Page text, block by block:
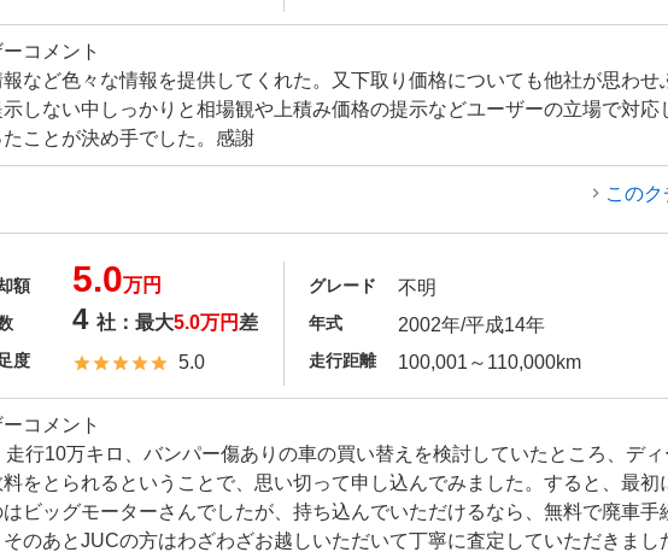
コメント
など色々な情報を提供してくれた。又下取り価格についても他社が思わせ
しない中しっかりと相場観や上積み価格の提示などユーザーの立場で対応
ことが決め手でした。感謝
この
額 5.0万円
4 社：最大5.0万円 差
度 5.0
グレード 不明
年式 2002年/平成14年
走行距離 100,001～110,000km
コメント
走行10万キロ、バンパー傷ありの車の買い替えを検討していたところ、デ
をとられるということで、思い切って申し込んでみました。すると、最初
ビッグモーターさんでしたが、持ち込んでいただけるなら、無料で廃車手
のあとJUCの方はわざわざお越しいただいて丁寧に査定していただきまし